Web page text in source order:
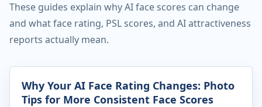
These guides explain why AI face scores can change
and what face rating, PSL scores, and AI attractiveness
reports actually mean.
Why Your AI Face Rating Changes: Photo
Tips for More Consistent Face Scores